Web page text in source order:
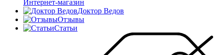
Интернет-магазин
Доктор Ведов
Отзывы
Статьи